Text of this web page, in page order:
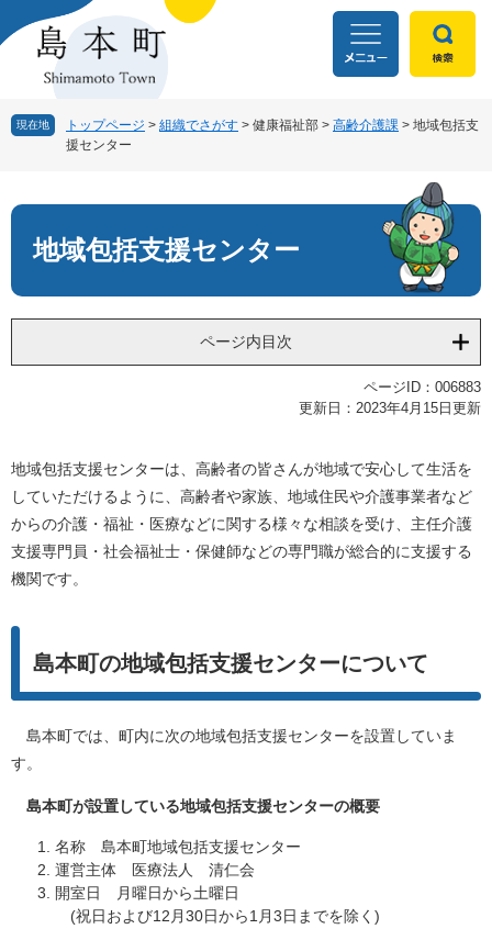
ー
ニ
本
現在地 トップページ > 組織でさがす > 健康福祉部 > 高齢介護課 > 地域包括支
援センター
文
地域包括支援センター
ページ内目次
ページID：006883
更新日：2023年4月15日更新
地域包括支援センターは、高齢者の皆さんが地域で安心して生活を
していただけるように、高齢者や家族、地域住民や介護事業者など
からの介護・福祉・医療などに関する様々な相談を受け、主任介護
支援専門員・社会福祉士・保健師などの専門職が総合的に支援する
機関です。
島本町の地域包括支援センターについて
島本町では、町内に次の地域包括支援センターを設置していま
す。
島本町が設置している地域包括支援センターの概要
名称 島本町地域包括支援センター
運営主体 医療法人 清仁会
開室日 月曜日から土曜日
(祝日および12月30日から1月3日までを除く)